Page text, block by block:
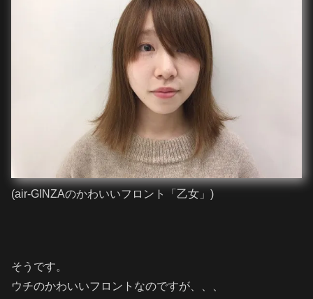
(air-GINZAのかわいいフロント「乙女」)
そうです。
ウチのかわいいフロントなのですが、、、